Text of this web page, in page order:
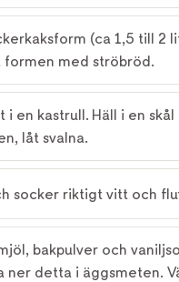
(ca 1,5 till 2
formen med ströbröd.
i en kastrull. Häll i en skål
låt svalna.
socker riktigt vitt och
bakpulver och
ner detta i äggsmeten.